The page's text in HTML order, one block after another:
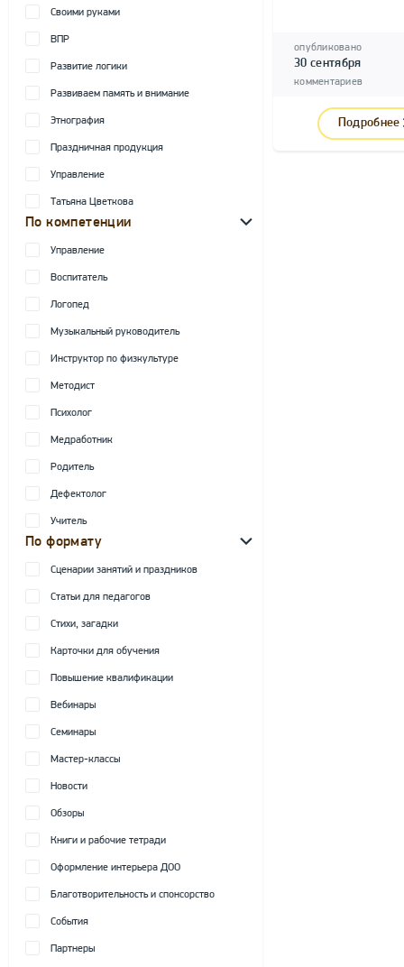
Своими руками
ВПР
Развитие логики
Развиваем память и внимание
Этнография
Праздничная продукция
Управление
Татьяна Цветкова
По компетенции
Управление
Воспитатель
Логопед
Музыкальный руководитель
Инструктор по физкультуре
Методист
Психолог
Медработник
Родитель
Дефектолог
Учитель
По формату
Сценарии занятий и праздников
Статьи для педагогов
Стихи, загадки
Карточки для обучения
Повышение квалификации
Вебинары
Семинары
Мастер-классы
Новости
Обзоры
Книги и рабочие тетради
Оформление интерьера ДОО
Благотворительность и спонсорство
События
Партнеры
опубликовано
30 сентября
комментариев
Подробнее